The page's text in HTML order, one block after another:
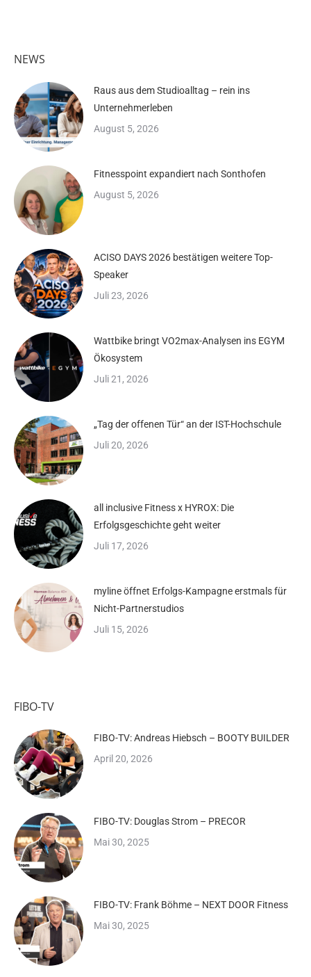
NEWS
Raus aus dem Studioalltag – rein ins
Unternehmerleben
August 5, 2026
Fitnesspoint expandiert nach Sonthofen
August 5, 2026
ACISO DAYS 2026 bestätigen weitere Top-
Speaker
Juli 23, 2026
Wattbike bringt VO2max-Analysen ins EGYM
Ökosystem
Juli 21, 2026
„Tag der offenen Tür“ an der IST-Hochschule
Juli 20, 2026
all inclusive Fitness x HYROX: Die
Erfolgsgeschichte geht weiter
Juli 17, 2026
myline öffnet Erfolgs-Kampagne erstmals für
Nicht-Partnerstudios
Juli 15, 2026
FIBO-TV
FIBO-TV: Andreas Hiebsch – BOOTY BUILDER
April 20, 2026
FIBO-TV: Douglas Strom – PRECOR
Mai 30, 2025
FIBO-TV: Frank Böhme – NEXT DOOR Fitness
Mai 30, 2025